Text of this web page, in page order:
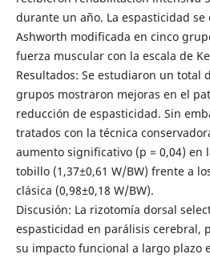
durante un año. La espasticidad se
Ashworth modificada en cinco
fuerza muscular con la escala de
Resultados: Se estudiaron un total
grupos mostraron mejoras en el
reducción de espasticidad. Sin
tratados con la técnica
aumento significativo (p = 0,04) en
tobillo (1,37±0,61 W/BW) frente a
clásica (0,98±0,18 W/BW).
Discusión: La rizotomía dorsal
espasticidad en parálisis cerebral,
su impacto funcional a largo plazo